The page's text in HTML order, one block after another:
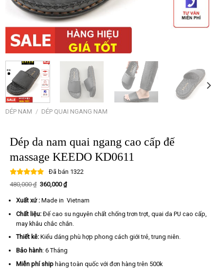
DÉP NAM / DÉP QUAI NGANG NAM
Dép da nam quai ngang cao cấp đế
massage KEEDO KD0611
Đã bán 1322
480,000₫ Giá
480,000 ₫.
360,000₫Giá
hiện
là:
Xuất xứ :Made in Vietnam
Chất liệu:Đế cao su nguyên chất chống trơn trợt, quai da PU cao cấp,
may khâu chắc chắn.
Thiết kê:Kiểu dáng phù hợp phong cách giới trẻ, trung niên.
Bảo hành: 6 Tháng
Miễn phí shiphàng toàn quốc với đơn hàng trên 500k